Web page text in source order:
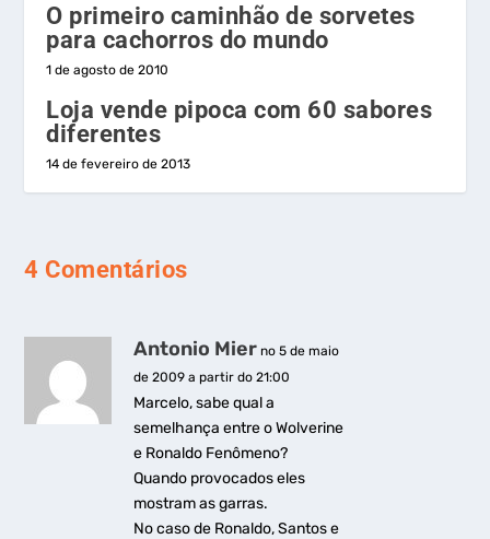
O primeiro caminhão de sorvetes
para cachorros do mundo
1 de agosto de 2010
Loja vende pipoca com 60 sabores
diferentes
14 de fevereiro de 2013
4 Comentários
Antonio Mier no 5 de maio
de 2009 a partir do 21:00
Marcelo, sabe qual a
semelhança entre o Wolverine
e Ronaldo Fenômeno?
Quando provocados eles
mostram as garras.
No caso de Ronaldo, Santos e